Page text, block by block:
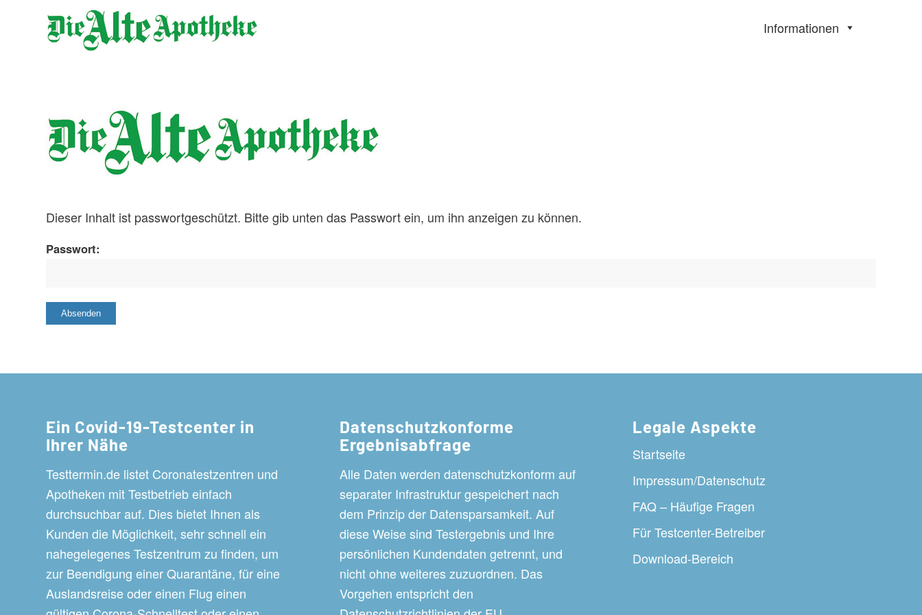
Informationen
Dieser Inhalt ist passwortgeschützt. Bitte gib unten das Passwort ein, um ihn anzeigen zu können.
Passwort:
Ein Covid-19-Testcenter in
Ihrer Nähe
Testtermin.de listet Coronatestzentren und
Apotheken mit Testbetrieb einfach
durchsuchbar auf. Dies bietet Ihnen als
Kunden die Möglichkeit, sehr schnell ein
nahegelegenes Testzentrum zu finden, um
zur Beendigung einer Quarantäne, für eine
Auslandsreise oder einen Flug einen
Datenschutzkonforme
Ergebnisabfrage
Alle Daten werden datenschutzkonform auf
separater Infrastruktur gespeichert nach
dem Prinzip der Datensparsamkeit. Auf
diese Weise sind Testergebnis und Ihre
persönlichen Kundendaten getrennt, und
nicht ohne weiteres zuzuordnen. Das
Vorgehen entspricht den
Legale Aspekte
Startseite
Impressum/Datenschutz
FAQ – Häufige Fragen
Für Testcenter-Betreiber
Download-Bereich